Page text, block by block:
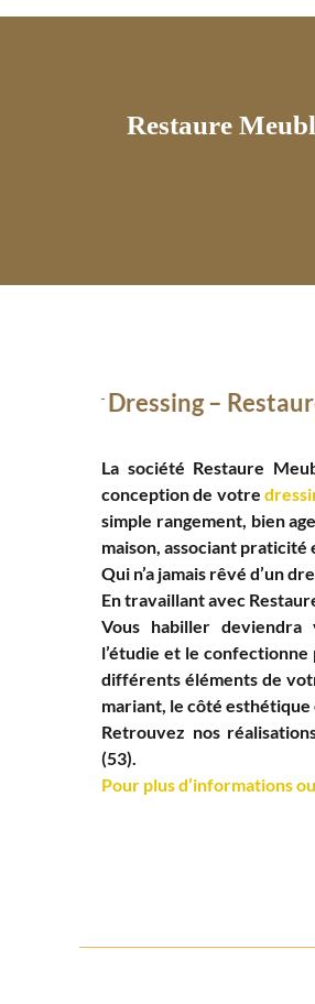
Restaure
Dressing –
La société Restaure
conception de votre
simple rangement, bien
maison, associant praticité
Qui n’a jamais rêvé d’un
En travaillant avec
Vous habiller deviendra
l’étudie et le
différents éléments de
mariant, le côté esthétique
Retrouvez nos
(53).
Pour plus d’informations